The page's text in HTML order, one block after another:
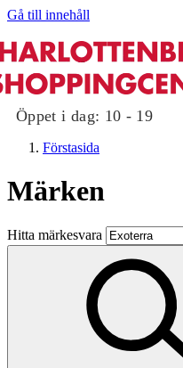
Gå till innehåll
Öppet i dag: 10 - 19
Butiker
Mat och dryck
Evenemang
Erbjudanden
Förstasida
Märken
Hitta märkesvara